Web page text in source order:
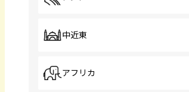
中近東
アフリカ